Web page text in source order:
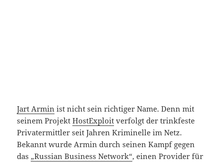
Jart Armin ist nicht sein richtiger Name. Denn mit
seinem ProjektHostExploit verfolgt der trinkfeste
Privatermittler seit Jahren Kriminelle im Netz.
Bekannt wurde Armin durch seinen Kampf gegen
das „Russian Business Network“, einen Provider für